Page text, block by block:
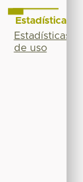
Estadísticas
Estadísticas
de uso